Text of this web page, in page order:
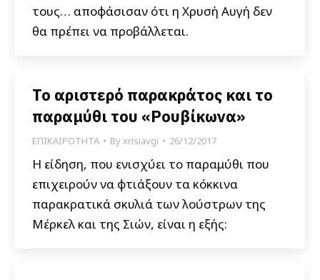
τους… αποφάσισαν ότι η Χρυσή Αυγή δεν
θα πρέπει να προβάλλεται.
Το αριστερό παρακράτος και το
παραμύθι του «Ρουβίκωνα»
ΕΠΙΚΑΙΡΟΤΗΤΑ Byxrisiavgi 26/12/2017
Η είδηση, που ενισχύει το παραμύθι που
επιχειρούν να φτιάξουν τα κόκκινα
παρακρατικά σκυλιά των λούστρων της
Μέρκελ και της Σιών, είναι η εξής: